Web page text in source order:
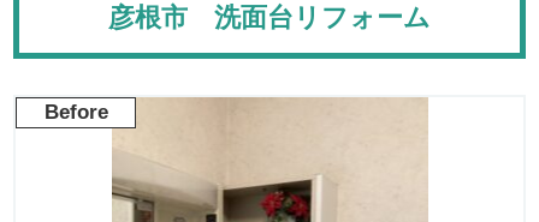
彦根市 洗面台リフォーム
Before